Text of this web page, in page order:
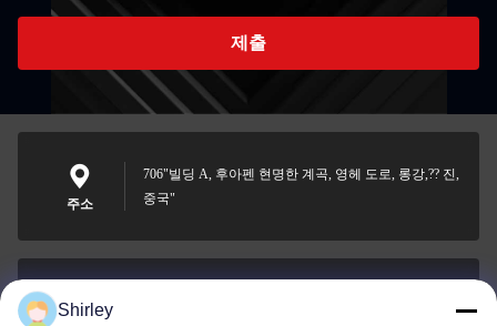
제출
주소
706"빌딩 A, 후아펜 현명한 계곡, 영헤 도로, 롱강,?? 진,
중국"
Shirley